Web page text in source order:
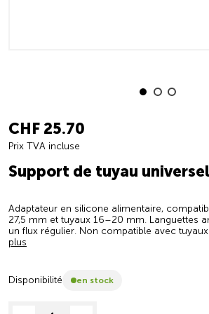
CHF 25.70
Prix TVA incluse
Support de tuyau universel
Adaptateur en silicone alimentaire,
27,5 mm et tuyaux 16–20 mm. Languettes
un flux régulier. Non compatible avec tuyaux
plus
Disponibilité en stock